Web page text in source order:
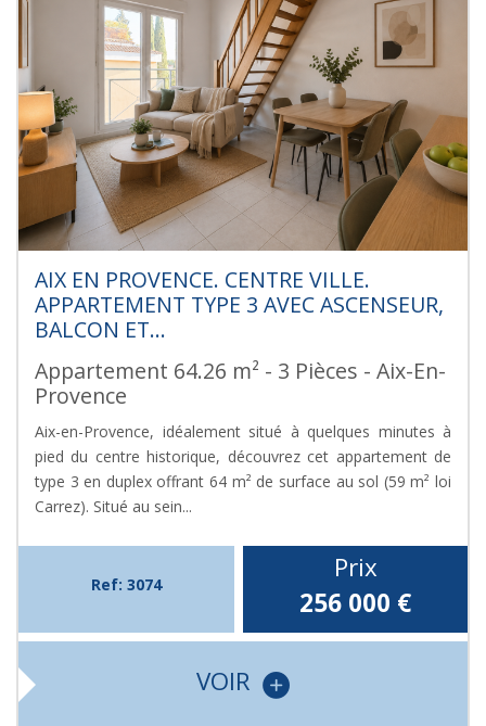
AIX EN PROVENCE. CENTRE VILLE.
APPARTEMENT TYPE 3 AVEC ASCENSEUR,
BALCON ET...
Appartement 64.26 m² - 3 Pièces - Aix-En-
Provence
Aix-en-Provence, idéalement situé à quelques minutes à
pied du centre historique, découvrez cet appartement de
type 3 en duplex offrant 64 m² de surface au sol (59 m² loi
Carrez). Situé au sein...
Ref: 3074
Prix
256 000 €
VOIR